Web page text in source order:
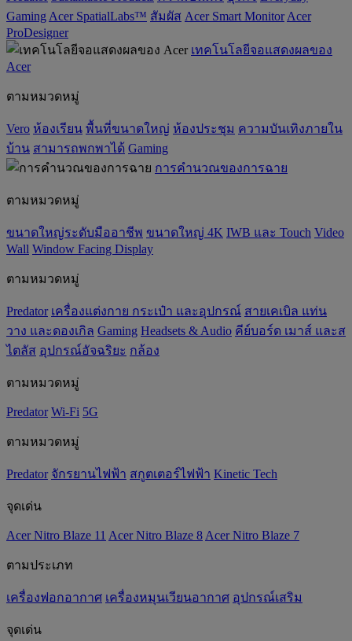
Gaming Acer SpatialLabs™ สัมผัส Acer Smart Monitor Acer
ProDesigner
เทคโนโลยีจอแสดงผลของ
Acer
ตามหมวดหมู่
Vero ห้องเรียน พื้นที่ขนาดใหญ่ ห้องประชุม ความบันเทิงภายใน
บ้าน สามารถพกพาได้ Gaming
การคำนวณของการฉาย
ตามหมวดหมู่
ขนาดใหญ่ระดับมืออาชีพ ขนาดใหญ่ 4K IWB และ Touch Video
Wall Window Facing Display
ตามหมวดหมู่
Predator เครื่องแต่งกาย กระเป๋า และอุปกรณ์ สายเคเบิล แท่น
วาง และดองเกิล Gaming ‌Headsets & Audio คีย์บอร์ด เมาส์ และส
ไตลัส อุปกรณ์อัจฉริยะ กล้อง
ตามหมวดหมู่
Predator Wi-Fi 5G
ตามหมวดหมู่
Predator จักรยานไฟฟ้า สกูตเตอร์ไฟฟ้า Kinetic Tech
จุดเด่น
Acer Nitro Blaze 11 Acer Nitro Blaze 8 Acer Nitro Blaze 7
ตามประเภท
เครื่องฟอกอากาศ เครื่องหมุนเวียนอากาศ อุปกรณ์เสริม
จุดเด่น